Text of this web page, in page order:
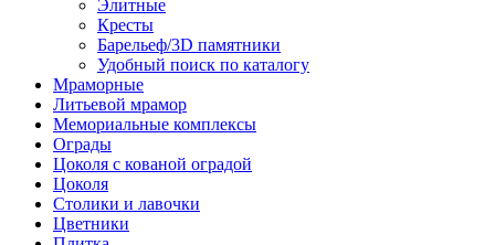
Элитные
Кресты
Барельеф/3D памятники
Удобный поиск по каталогу
Мраморные
Литьевой мрамор
Мемориальные комплексы
Ограды
Цоколя с кованой оградой
Цоколя
Столики и лавочки
Цветники